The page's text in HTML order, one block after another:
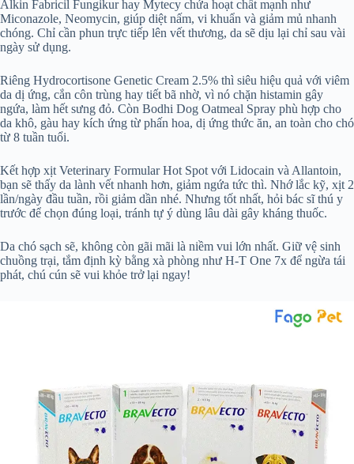
Alkin Fabricil Fungikur hay Mytecy chứa hoạt chất mạnh như
Miconazole, Neomycin, giúp diệt nấm, vi khuẩn và giảm mủ nhanh
chóng. Chỉ cần phun trực tiếp lên vết thương, da sẽ dịu lại chỉ sau vài
ngày sử dụng.
Riêng Hydrocortisone Genetic Cream 2.5% thì siêu hiệu quả với viêm
da dị ứng, cắn côn trùng hay tiết bã nhờ, vì nó chặn histamin gây
ngứa, làm hết sưng đỏ. Còn Bodhi Dog Oatmeal Spray phù hợp cho
da khô, gàu hay kích ứng từ phấn hoa, dị ứng thức ăn, an toàn cho chó
từ 8 tuần tuổi.
Kết hợp xịt Veterinary Formular Hot Spot với Lidocain và Allantoin,
bạn sẽ thấy da lành vết nhanh hơn, giảm ngứa tức thì. Nhớ lắc kỹ, xịt 2
lần/ngày đầu tuần, rồi giảm dần nhé. Nhưng tốt nhất, hỏi bác sĩ thú y
trước để chọn đúng loại, tránh tự ý dùng lâu dài gây kháng thuốc.
Da chó sạch sẽ, không còn gãi mãi là niềm vui lớn nhất. Giữ vệ sinh
chuồng trại, tắm định kỳ bằng xà phòng như H-T One 7x để ngừa tái
phát, chú cún sẽ vui khỏe trở lại ngay!